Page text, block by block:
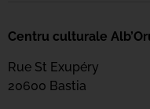
Centru culturale
Rue St Exupéry
20600 Bastia